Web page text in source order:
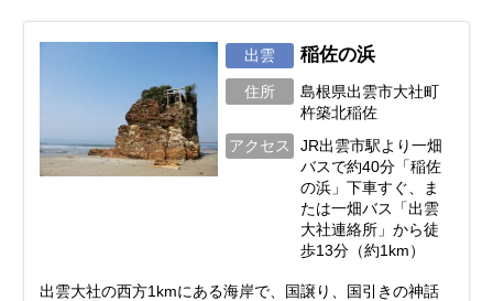
出雲 稲佐の浜
住所
島根県出雲市大社町
杵築北稲佐
アクセス
JR出雲市駅より一畑
バスで約40分「稲佐
の浜」下車すぐ、ま
たは一畑バス「出雲
大社連絡所」から徒
歩13分（約1km）
出雲大社の西方1kmにある海岸で、国譲り、国引きの神話